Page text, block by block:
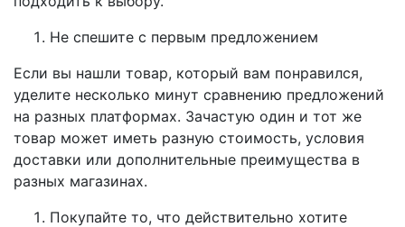
Не спешите с первым предложением
Если вы нашли товар, который вам понравился,
уделите несколько минут сравнению предложений
на разных платформах. Зачастую один и тот же
товар может иметь разную стоимость, условия
доставки или дополнительные преимущества в
разных магазинах.
Покупайте то, что действительно хотите